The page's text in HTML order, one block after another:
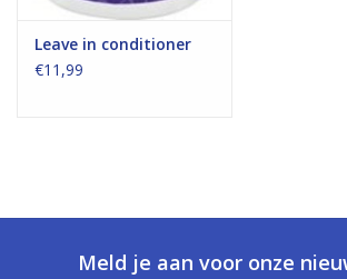
Leave in conditioner
€11,99
Meld je aan voor onze